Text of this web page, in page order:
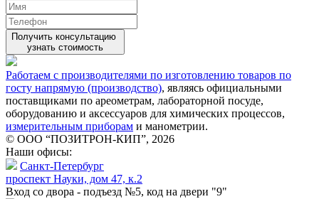
Получить консультацию
узнать стоимость
Работаем с производителями по изготовлению товаров по
госту напрямую (производство), являясь официальными
поставщиками по ареометрам, лабораторной посуде,
оборудованию и аксессуаров для химических процессов,
измерительным приборам и манометрии.
© ООО “ПОЗИТРОН-КИП”, 2026
Наши офисы:
Санкт-Петербург
проспект Науки, дом 47, к.2
Вход со двора - подъезд №5, код на двери "9"